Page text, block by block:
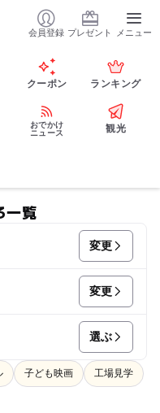
会員登録 プレゼント メニュー
クーポン ランキング
おでかけ
ニュース
観光
一覧
変更
変更
選ぶ
子ども映画 工場見学